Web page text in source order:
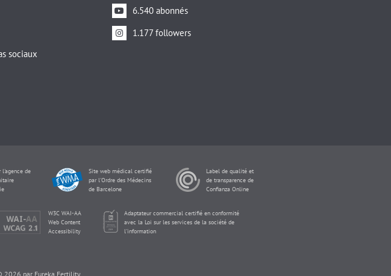
sociaux
6.540 abonnés
1.177 followers
l'agence de
Site web médical certifié
par l'Ordre des Médecins
de Barcelone
Label de qualité et
de transparence de
Confianza Online
W3C WAI-AA
Web Content
Accessibility
Adaptateur commercial certifié en conformité
avec la Loi sur les services de la société de
l'information
2026 par Eureka Fertility.